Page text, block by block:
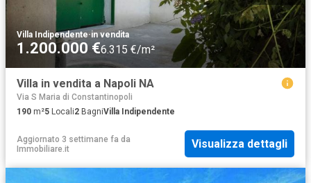
Villa Indipendente·in vendita
1.200.000 €6.315 €/m²
Villa in vendita a Napoli NA
Via S Maria di Constantinopoli
190 m²5 Locali2 BagniVilla Indipendente
Aggiornato 3 settimane fa da
Immobiliare.it
Visualizza dettagli